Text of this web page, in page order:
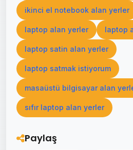
ikinci el notebook alan yerler
laptop alan yerler laptop
laptop satin alan yerler
laptop satmak istiyorum
masaüstü bilgisayar alan
sıfır laptop alan yerler
Paylaş